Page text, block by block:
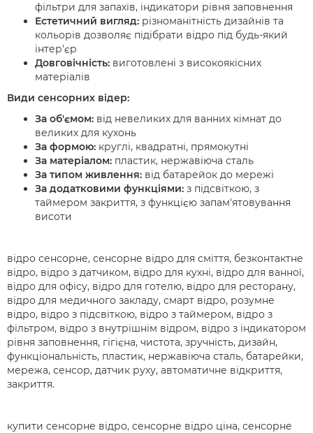
фільтри для запахів, індикатори рівня заповнення
Естетичний вигляд: різноманітність дизайнів та
кольорів дозволяє підібрати відро під будь-який
інтер'єр
Довговічність: виготовлені з високоякісних
матеріалів
Види сенсорних відер:
За об'ємом: від невеликих для ванних кімнат до
великих для кухонь
За формою: круглі, квадратні, прямокутні
За матеріалом: пластик, нержавіюча сталь
За типом живлення: від батарейок до мережі
За додатковими функціями: з підсвіткою, з
таймером закриття, з функцією запам'ятовування
висоти
відро сенсорне, сенсорне відро для сміття, безконтактне
відро, відро з датчиком, відро для кухні, відро для ванної,
відро для офісу, відро для готелю, відро для ресторану,
відро для медичного закладу, смарт відро, розумне
відро, відро з підсвіткою, відро з таймером, відро з
фільтром, відро з внутрішнім відром, відро з індикатором
рівня заповнення, гігієна, чистота, зручність, дизайн,
функціональність, пластик, нержавіюча сталь, батарейки,
мережа, сенсор, датчик руху, автоматичне відкриття,
закриття.
купити сенсорне відро, сенсорне відро ціна, сенсорне